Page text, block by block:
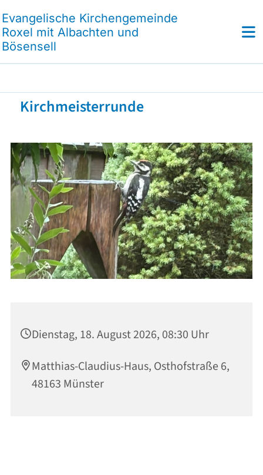
Evangelische Kirchengemeinde
Roxel mit Albachten und
Bösensell
Kirchmeisterrunde
Dienstag, 18. August 2026, 08:30 Uhr
Matthias-Claudius-Haus, Osthofstraße 6,
48163 Münster